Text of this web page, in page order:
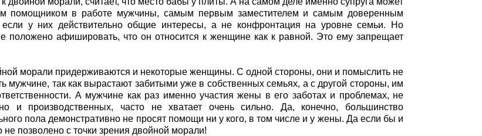
помощником в работе мужчины, самым первым заместителем и самым доверенным
если у них действительно общие интересы, а не конфронтация на уровне семьи. Но
положено афишировать, что он относится к женщине как к равной. Это ему запрещает
морали придерживаются и некоторые женщины. С одной стороны, они и помыслить не
мужчине, так как вырастают забитыми уже в собственных семьях, а с другой стороны, им
А мужчине как раз именно участия жены в его заботах и проблемах, не
и производственных, часто не хватает очень сильно. Да, конечно, большинство
пола демонстративно не просят помощи ни у кого, в том числе и у жены. Да если бы и
не позволено с точки зрения двойной морали!